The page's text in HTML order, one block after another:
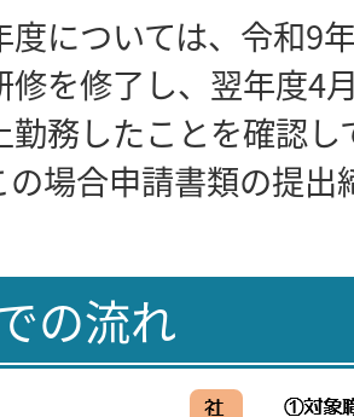
については、令和9
修を修了し、翌年度4
勤務したことを確認
の場合申請書類の提出
の流れ